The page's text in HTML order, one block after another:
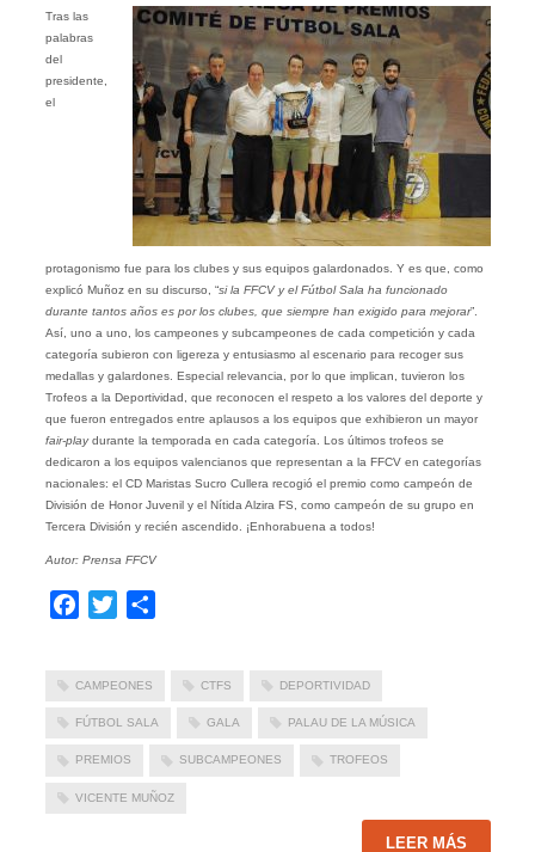
Tras las
palabras
del
presidente,
el
protagonismo fue para los clubes y sus equipos galardonados. Y es que, como
explicó Muñoz en su discurso, “si la FFCV y el Fútbol Sala ha funcionado
durante tantos años es por los clubes, que siempre han exigido para mejorar”.
Así, uno a uno, los campeones y subcampeones de cada competición y cada
categoría subieron con ligereza y entusiasmo al escenario para recoger sus
medallas y galardones. Especial relevancia, por lo que implican, tuvieron los
Trofeos a la Deportividad, que reconocen el respeto a los valores del deporte y
que fueron entregados entre aplausos a los equipos que exhibieron un mayor
fair-playdurante la temporada en cada categoría. Los últimos trofeos se
dedicaron a los equipos valencianos que representan a la FFCV en categorías
nacionales: el CD Maristas Sucro Cullera recogió el premio como campeón de
División de Honor Juvenil y el Nítida Alzira FS, como campeón de su grupo en
Tercera División y recién ascendido. ¡Enhorabuena a todos!
Autor: Prensa FFCV
Facebook
Twitter
CAMPEONES CTFS DEPORTIVIDAD
FÚTBOL SALA GALA PALAU DE LA MÚSICA
PREMIOS SUBCAMPEONES TROFEOS
VICENTE MUÑOZ
LEER MÁS